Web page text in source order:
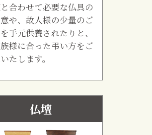
合わせて必要な仏具の
や、故人様の少量のご
手元供養されたりと、
様に合った弔い方をご
たします。
仏壇